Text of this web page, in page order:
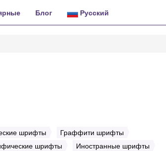
Блог Русский
шрифты
Граффити шрифты
шрифты
Иностранные шрифты